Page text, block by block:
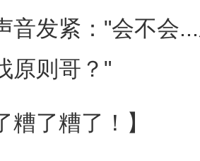
发紧："会不会...
原则哥？"
了糟了！】